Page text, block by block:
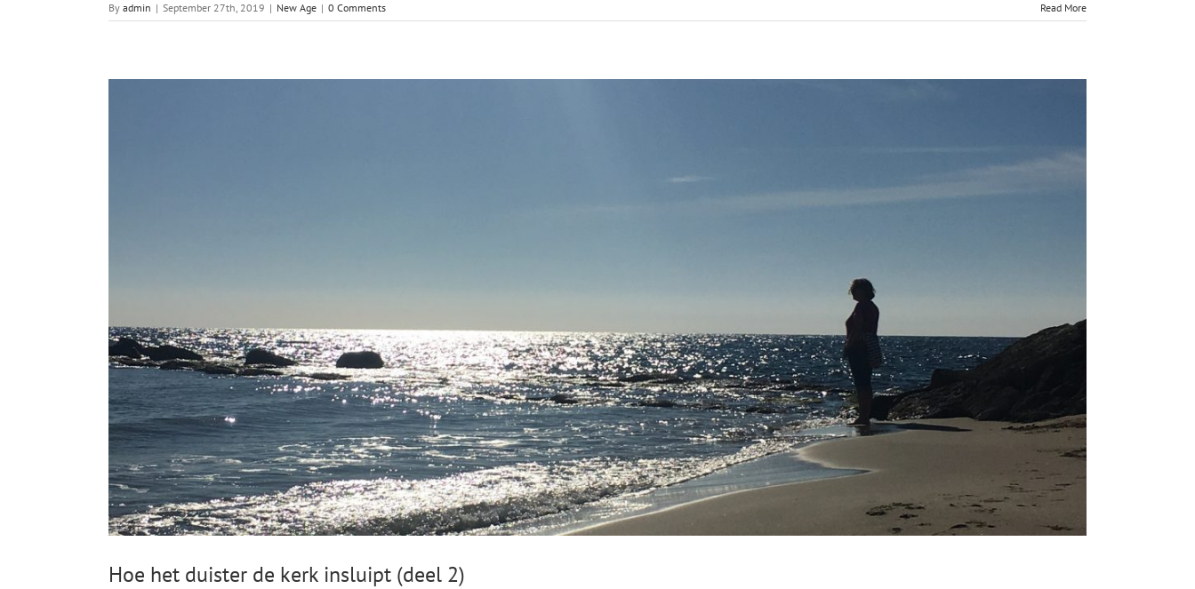
By admin | September 27th, 2019 | New Age | 0 Comments Read More
Hoe het duister de kerk insluipt (deel 2)